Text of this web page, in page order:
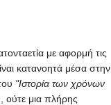
με αφορμή τις
κατανοητά μέσα στην
"Ιστορία των χρόνων
ούτε μια πλήρης